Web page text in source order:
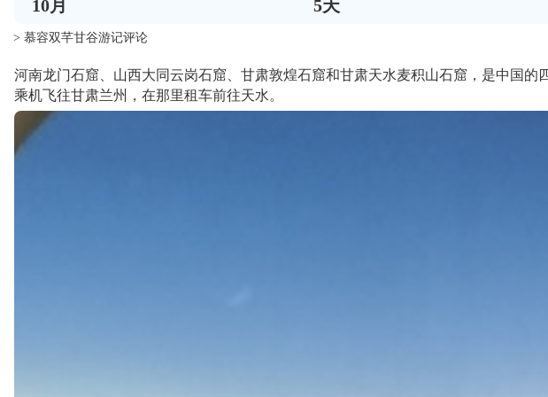
10月 5天
> 慕容双芊甘谷游记评论
河南龙门石窟、山西大同云岗石窟、甘肃敦煌石窟和甘肃天水麦积山石窟，是中国的
乘机飞往甘肃兰州，在那里租车前往天水。